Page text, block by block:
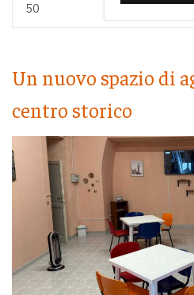
Un nuovo spazio di
centro storico